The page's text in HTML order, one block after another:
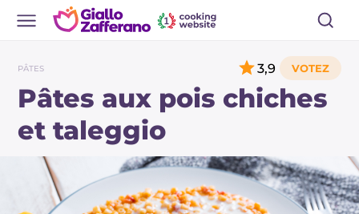
PÂTES
Pâtes aux pois chiches
et taleggio
3,9